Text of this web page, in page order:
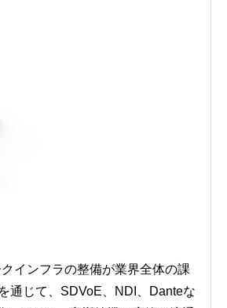
インフラの整備が業界全体の課
通じて、SDVoE、NDI、Danteな